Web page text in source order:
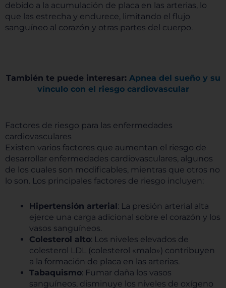
debido a la acumulación de placa en las arterias, lo
que las estrecha y endurece, limitando el flujo
sanguíneo al corazón y otras partes del cuerpo.
También te puede interesar: Apnea del sueño y su
vínculo con el riesgo cardiovascular
Factores de riesgo para las enfermedades
cardiovasculares
Existen varios factores que aumentan el riesgo de
desarrollar enfermedades cardiovasculares, algunos
de los cuales son modificables, mientras que otros no
lo son. Los principales factores de riesgo incluyen:
Hipertensión arterial: La presión arterial alta
ejerce una carga adicional sobre el corazón y los
vasos sanguíneos.
Colesterol alto: Los niveles elevados de
colesterol LDL (colesterol «malo») contribuyen
a la formación de placa en las arterias.
Tabaquismo: Fumar daña los vasos
sanguíneos, disminuye los niveles de oxígeno